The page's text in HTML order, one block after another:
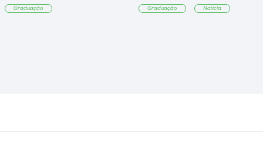
Graduação Graduação Notícia